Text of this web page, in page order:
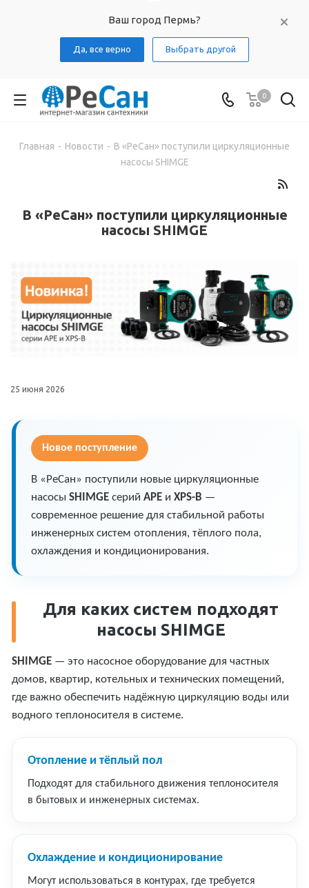
Ваш город Пермь?
Да, все верно Выбрать другой
0
Главная - Новости - В «РеСан» поступили циркуляционные
насосы SHIMGE
В «РеСан» поступили циркуляционные
насосы SHIMGE
25 июня 2026
Новое поступление
В «РеСан» поступили новые циркуляционные
насосы SHIMGE серий APE и XPS-B —
современное решение для стабильной работы
инженерных систем отопления, тёплого пола,
охлаждения и кондиционирования.
Для каких систем подходят
насосы SHIMGE
SHIMGE — это насосное оборудование для частных
домов, квартир, котельных и технических помещений,
где важно обеспечить надёжную циркуляцию воды или
водного теплоносителя в системе.
Отопление и тёплый пол
Подходят для стабильного движения теплоносителя
в бытовых и инженерных системах.
Охлаждение и кондиционирование
Могут использоваться в контурах, где требуется